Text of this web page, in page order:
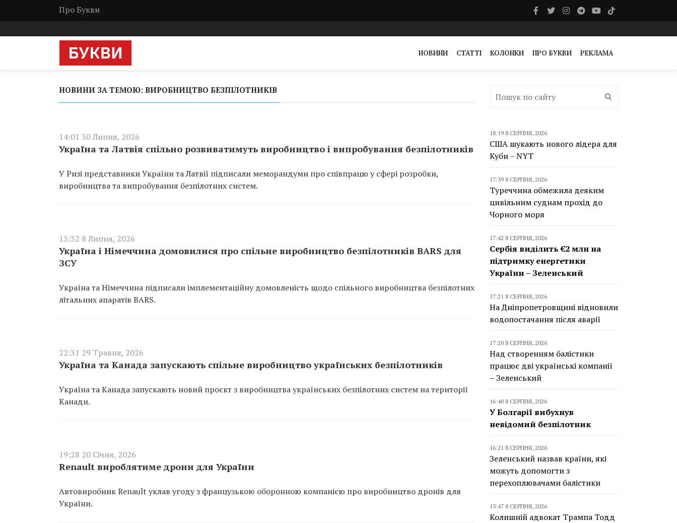
Про Букви
НОВИНИ СТАТТІ КОЛОНКИ ПРО БУКВИ РЕКЛАМА
НОВИНИ ЗА ТЕМОЮ: ВИРОБНИЦТВО БЕЗПІЛОТНИКІВ
14:01 30 Липня, 2026
Україна та Латвія спільно розвиватимуть виробництво і випробування безпілотників
У Ризі представники України та Латвії підписали меморандуми про співпрацю у сфері розробки,
виробництва та випробування безпілотних систем.
13:32 8 Липня, 2026
Україна і Німеччина домовилися про спільне виробництво безпілотників BARS для
ЗСУ
Україна та Німеччина підписали імплементаційну домовленість щодо спільного виробництва безпілотних
літальних апаратів BARS.
22:31 29 Травня, 2026
Україна та Канада запускають спільне виробництво українських безпілотників
Україна та Канада запускають новий проєкт з виробництва українських безпілотних систем на території
Канади.
19:28 20 Січня, 2026
Renault вироблятиме дрони для України
Автовиробник Renault уклав угоду з французькою оборонною компанією про виробництво дронів для
України.
18:19 8 СЕРПНЯ, 2026
США шукають нового лідера для
Куби – NYT
17:59 8 СЕРПНЯ, 2026
Туреччина обмежила деяким
цивільним суднам прохід до
Чорного моря
17:42 8 СЕРПНЯ, 2026
Сербія виділить €2 млн на
підтримку енергетики
України – Зеленський
17:21 8 СЕРПНЯ, 2026
На Дніпропетровщині відновили
водопостачання після аварії
17:20 8 СЕРПНЯ, 2026
Над створенням балістики
працює дві українські компанії
– Зеленський
16:40 8 СЕРПНЯ, 2026
У Болгарії вибухнув
невідомий безпілотник
16:21 8 СЕРПНЯ, 2026
Зеленський назвав країни, які
можуть допомогти з
перехоплювачами балістики
15:47 8 СЕРПНЯ, 2026
Колишній адвокат Трампа Тодд